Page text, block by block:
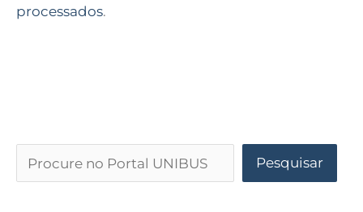
processados.
Pesquisar